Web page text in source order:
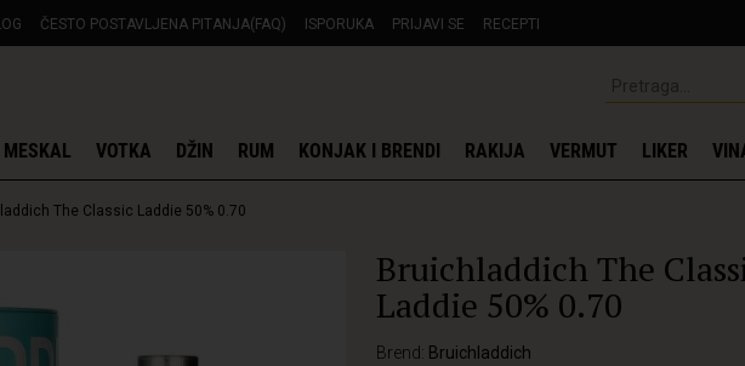
ČESTO POSTAVLJENA PITANJA(FAQ) ISPORUKA PRIJAVI SE RECEPTI
MESKAL VOTKA DŽIN RUM KONJAK I BRENDI RAKIJA VERMUT LIKER
The Classic Laddie 50% 0.70
Bruichladdich The
Laddie 50% 0.70
Brend: Bruichladdich